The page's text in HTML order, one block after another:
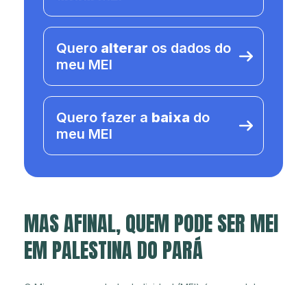
Quero alterar os dados do
meu MEI
Quero fazer a baixa do
meu MEI
MAS AFINAL, QUEM PODE SER MEI
EM PALESTINA DO PARÁ